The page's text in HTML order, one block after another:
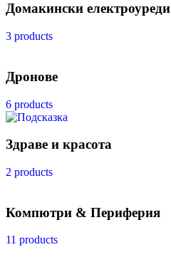
Домакински електроуреди
3 products
Дронове
6 products
Здраве и красота
2 products
Компютри & Периферия
11 products